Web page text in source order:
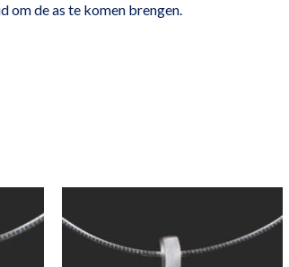
om de as te komen brengen.